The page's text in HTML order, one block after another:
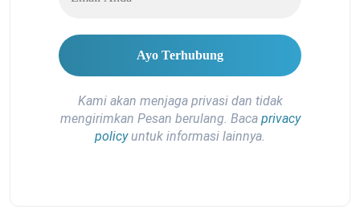
Kami akan menjaga privasi dan tidak
mengirimkan Pesan berulang. Baca privacy
policyuntuk informasi lainnya.